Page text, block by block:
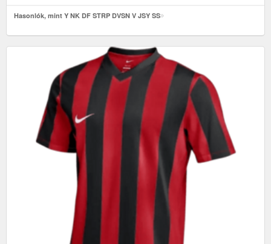
Hasonlók, mint Y NK DF STRP DVSN V JSY SS